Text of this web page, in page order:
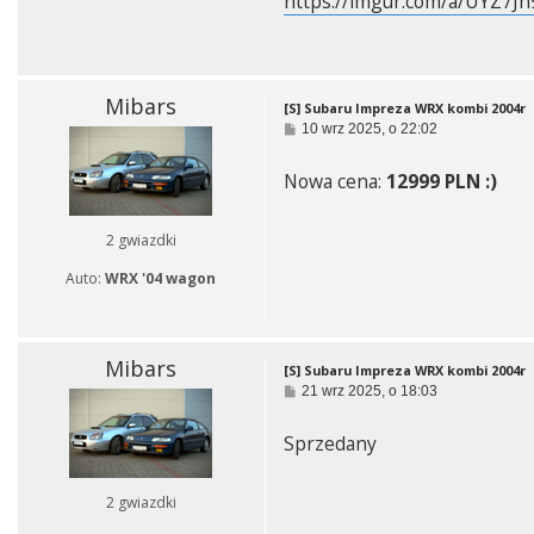
Mibars
2 gwiazdki
Auto:WRX '04 wagon
[S] Subaru Impreza WRX kombi 2004r
P
t
10 wrz 2025, o 22:02
Nowa cena: 12999 PLN :)
Mibars
2 gwiazdki
[S] Subaru Impreza WRX kombi 2004r
P
t
21 wrz 2025, o 18:03
Sprzedany